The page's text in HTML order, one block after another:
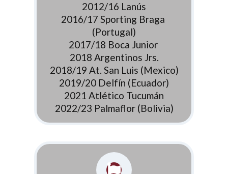
2012/16 Lanús
2016/17 Sporting Braga
(Portugal)
2017/18 Boca Junior
2018 Argentinos Jrs.
2018/19 At. San Luis (Mexico)
2019/20 Delfín (Ecuador)
2021 Atlético Tucumán
2022/23 Palmaflor (Bolivia)